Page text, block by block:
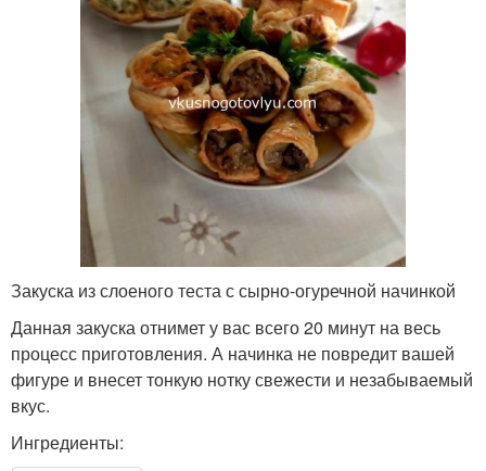
Закуска из слоеного теста с сырно-огуречной начинкой
Данная закуска отнимет у вас всего 20 минут на весь
процесс приготовления. А начинка не повредит вашей
фигуре и внесет тонкую нотку свежести и незабываемый
вкус.
Ингредиенты: